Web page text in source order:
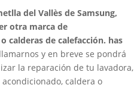
del Vallès de Samsung,
otra marca de
calderas de calefacción. has
y en breve se pondrá
la reparación de tu lavadora,
caldera o